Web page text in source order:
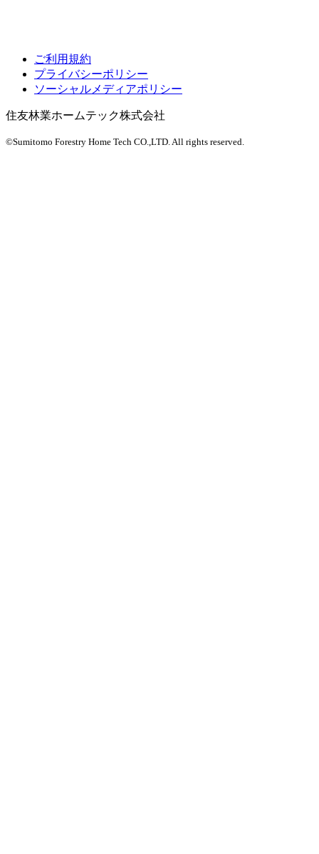
ご利用規約
プライバシーポリシー
ソーシャルメディアポリシー
住友林業ホームテック株式会社
©Sumitomo Forestry Home Tech CO.,LTD. All rights reserved.